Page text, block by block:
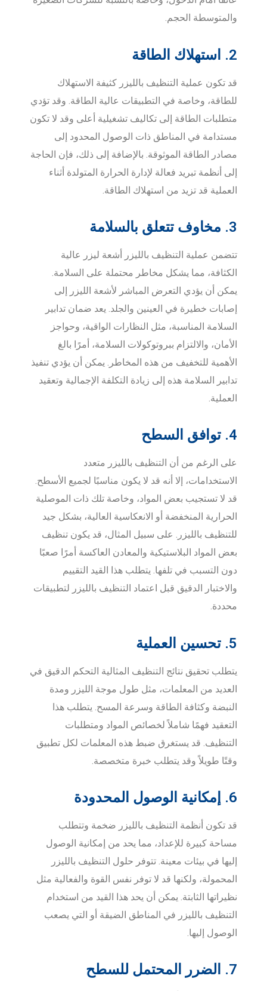
والمتوسطة الحجم.
2. استهلاك الطاقة
قد تكون عملية التنظيف بالليزر كثيفة الاستهلاك
للطاقة، وخاصة في التطبيقات عالية الطاقة. وقد تؤدي
متطلبات الطاقة إلى تكاليف تشغيلية أعلى وقد لا تكون
مستدامة في المناطق ذات الوصول المحدود إلى
مصادر الطاقة الموثوقة. بالإضافة إلى ذلك، فإن الحاجة
إلى أنظمة تبريد فعالة لإدارة الحرارة المتولدة أثناء
العملية قد تزيد من استهلاك الطاقة.
3. مخاوف تتعلق بالسلامة
تتضمن عملية التنظيف بالليزر أشعة ليزر عالية
الكثافة، مما يشكل مخاطر محتملة على السلامة.
يمكن أن يؤدي التعرض المباشر لأشعة الليزر إلى
إصابات خطيرة في العينين والجلد. يعد ضمان تدابير
السلامة المناسبة، مثل النظارات الواقية، وحواجز
الأمان، والالتزام ببروتوكولات السلامة، أمرًا بالغ
الأهمية للتخفيف من هذه المخاطر. يمكن أن يؤدي تنفيذ
تدابير السلامة هذه إلى زيادة التكلفة الإجمالية وتعقيد
العملية.
4. توافق السطح
على الرغم من أن التنظيف بالليزر متعدد
الاستخدامات، إلا أنه قد لا يكون مناسبًا لجميع الأسطح.
قد لا تستجيب بعض المواد، وخاصة تلك ذات الموصلية
الحرارية المنخفضة أو الانعكاسية العالية، بشكل جيد
للتنظيف بالليزر. على سبيل المثال، قد يكون تنظيف
بعض المواد البلاستيكية والمعادن العاكسة أمرًا صعبًا
دون التسبب في تلفها. يتطلب هذا القيد التقييم
والاختبار الدقيق قبل اعتماد التنظيف بالليزر لتطبيقات
محددة.
5. تحسين العملية
يتطلب تحقيق نتائج التنظيف المثالية التحكم الدقيق في
العديد من المعلمات، مثل طول موجة الليزر ومدة
النبضة وكثافة الطاقة وسرعة المسح. يتطلب هذا
التعقيد فهمًا شاملاً لخصائص المواد ومتطلبات
التنظيف. قد يستغرق ضبط هذه المعلمات لكل تطبيق
وقتًا طويلاً وقد يتطلب خبرة متخصصة.
6. إمكانية الوصول المحدودة
قد تكون أنظمة التنظيف بالليزر ضخمة وتتطلب
مساحة كبيرة للإعداد، مما يحد من إمكانية الوصول
إليها في بيئات معينة. تتوفر حلول التنظيف بالليزر
المحمولة، ولكنها قد لا توفر نفس القوة والفعالية مثل
نظيراتها الثابتة. يمكن أن يحد هذا القيد من استخدام
التنظيف بالليزر في المناطق الضيقة أو التي يصعب
الوصول إليها.
7. الضرر المحتمل للسطح